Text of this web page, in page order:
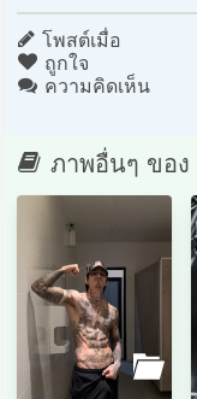
โพสต์เมื่อ
ถูกใจ
ความคิดเห็น
ภาพอื่นๆ ของ